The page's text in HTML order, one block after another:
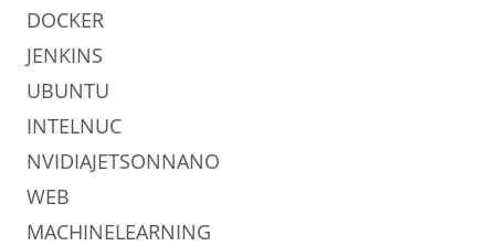
DOCKER
JENKINS
UBUNTU
INTELNUC
NVIDIAJETSONNANO
WEB
MACHINELEARNING